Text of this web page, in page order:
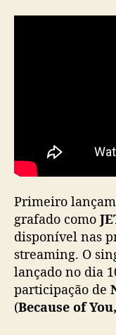
Primeiro
grafado como
disponível nas
streaming. O
lançado no dia
participação de
(Because of